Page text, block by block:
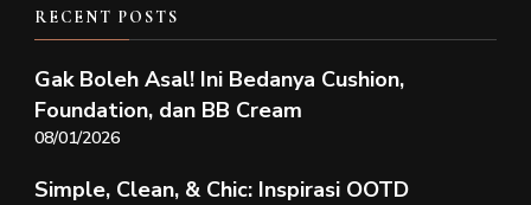
RECENT POSTS
Gak Boleh Asal! Ini Bedanya Cushion,
Foundation, dan BB Cream
08/01/2026
Simple, Clean, & Chic: Inspirasi OOTD